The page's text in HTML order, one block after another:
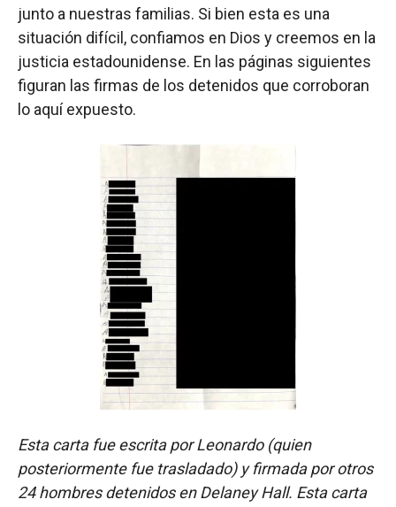
junto a nuestras familias. Si bien esta es una
situación difícil, confiamos en Dios y creemos en la
justicia estadounidense. En las páginas siguientes
figuran las firmas de los detenidos que corroboran
lo aquí expuesto.
Esta carta fue escrita por Leonardo (quien
posteriormente fue trasladado) y firmada por otros
24 hombres detenidos en Delaney Hall. Esta carta